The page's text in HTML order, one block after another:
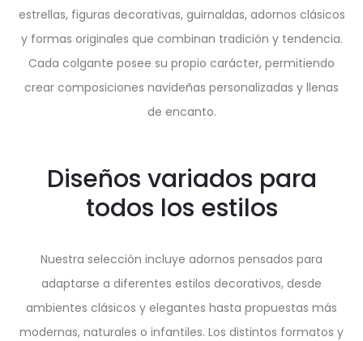
estrellas, figuras decorativas, guirnaldas, adornos clásicos
y formas originales que combinan tradición y tendencia.
Cada colgante posee su propio carácter, permitiendo
crear composiciones navideñas personalizadas y llenas
de encanto.
Diseños variados para
todos los estilos
Nuestra selección incluye adornos pensados para
adaptarse a diferentes estilos decorativos, desde
ambientes clásicos y elegantes hasta propuestas más
modernas, naturales o infantiles. Los distintos formatos y